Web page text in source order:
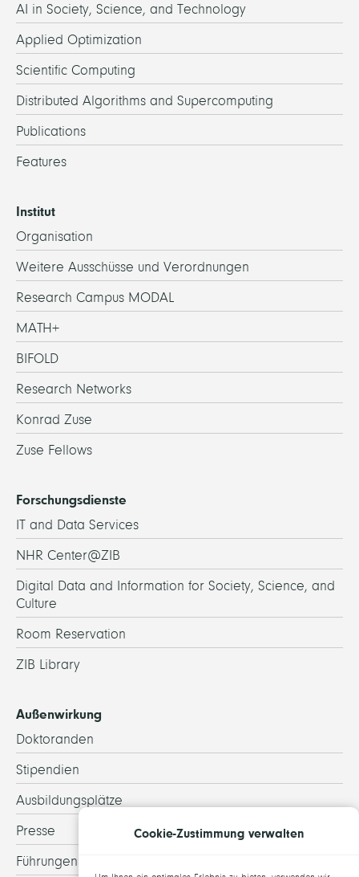
AI in Society, Science, and Technology
Applied Optimization
Scientific Computing
Distributed Algorithms and Supercomputing
Publications
Features
Institut
Organisation
Weitere Ausschüsse und Verordnungen
Research Campus MODAL
MATH+
BIFOLD
Research Networks
Konrad Zuse
Zuse Fellows
Forschungsdienste
IT and Data Services
NHR Center@ZIB
Digital Data and Information for Society, Science, and
Culture
Room Reservation
ZIB Library
Außenwirkung
Doktoranden
Stipendien
Ausbildungsplätze
Presse
Führungen
Cookie-Zustimmung verwalten